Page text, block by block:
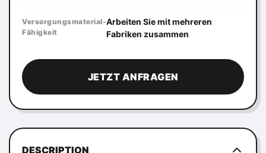
Versorgungsmaterial-
Fähigkeit
Arbeiten Sie mit mehreren
Fabriken zusammen
JETZT ANFRAGEN
DESCRIPTION